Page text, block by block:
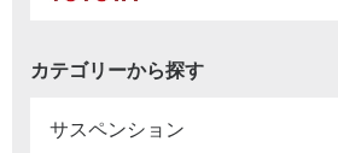
カテゴリーから探す
サスペンション